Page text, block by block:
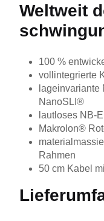
Weltweit
100 %
vollintegrierte
lageinvariante
NanoSLI®
lautloses NB-
Makrolon®
Rahmen
50 cm Kabel